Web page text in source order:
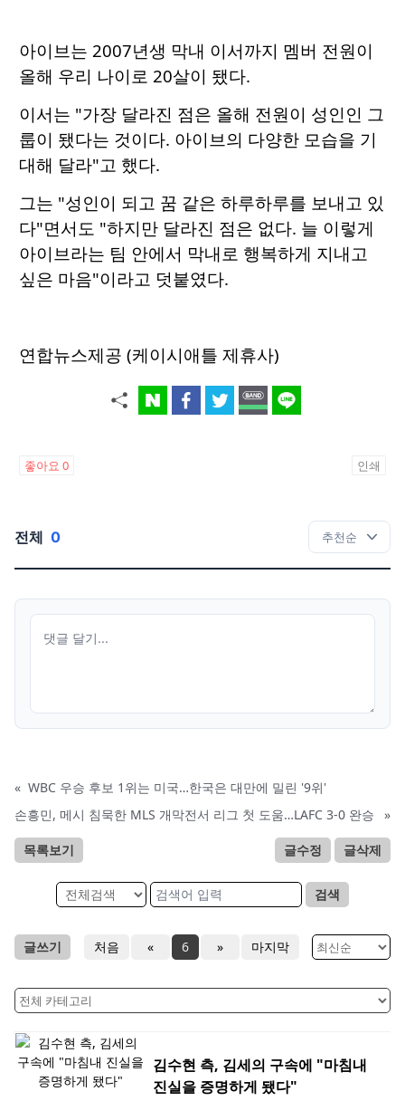
아이브는 2007년생 막내 이서까지 멤버 전원이
올해 우리 나이로 20살이 됐다.
이서는 "가장 달라진 점은 올해 전원이 성인인 그
룹이 됐다는 것이다. 아이브의 다양한 모습을 기
대해 달라"고 했다.
그는 "성인이 되고 꿈 같은 하루하루를 보내고 있
다"면서도 "하지만 달라진 점은 없다. 늘 이렇게
아이브라는 팀 안에서 막내로 행복하게 지내고
싶은 마음"이라고 덧붙였다.
연합뉴스제공 (케이시애틀 제휴사)
좋아요 0 인쇄
전체 0
« WBC 우승 후보 1위는 미국…한국은 대만에 밀린 '9위'
손흥민, 메시 침묵한 MLS 개막전서 리그 첫 도움…LAFC 3-0 완승
»
목록보기 글수정 글삭제
검색
글쓰기 처음 « 6 » 마지막
김수현 측, 김세의 구속에 "마침내
진실을 증명하게 됐다"